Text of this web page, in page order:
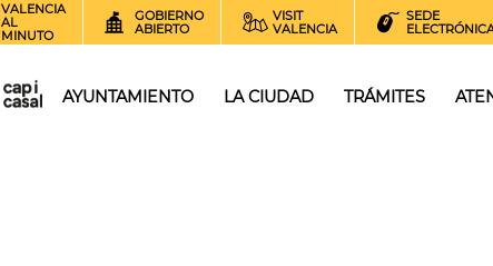
VALENCIA
AL
MINUTO
GOBIERNO
ABIERTO
VISIT
VALENCIA
SEDE
AYUNTAMIENTO LA CIUDAD TRÁMITES